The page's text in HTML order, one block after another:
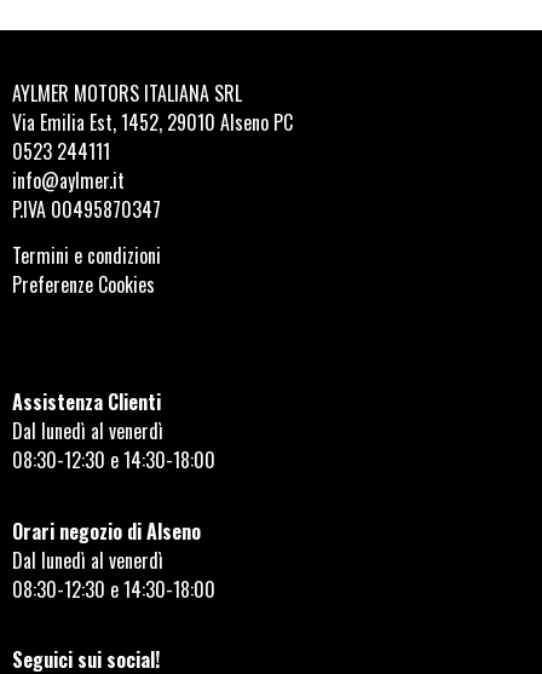
AYLMER MOTORS ITALIANA SRL
Via Emilia Est, 1452, 29010 Alseno PC
0523 244111
info@aylmer.it
P.IVA 00495870347
Termini e condizioni
Preferenze Cookies
Assistenza Clienti
Dal lunedì al venerdì
08:30-12:30 e 14:30-18:00
Orari negozio di Alseno
Dal lunedì al venerdì
08:30-12:30 e 14:30-18:00
Seguici sui social!